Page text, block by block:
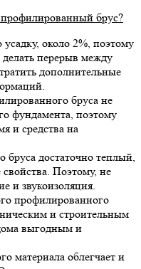
брус?
около 2%, поэтому
перерыв между
дополнительные
бруса не
фундамента, поэтому
и средства на
бруса достаточно теплый,
Поэтому, не
и звукоизоляция.
профилированного
и строительным
выгодным и
материала облегчает и